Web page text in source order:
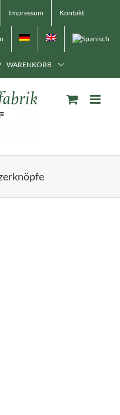
Impressum Kontakt
WARENKORB